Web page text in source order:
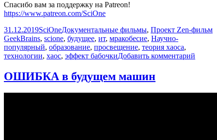
Спасибо вам за поддержку на Patreon!
https://www.patreon.com/SciOne
Опубликовано
31.12.2019Автор
SciOneРубрики
Документальные фильмы, Проект Zen-фильм
GeekBrains, scione, будущее, ит, мракобесие, Научно-
популярный, образование, просвещение, теория хаоса,
технологии, хаос, эффект бабочкиДобавить комментарий
ОШИБКА в будущем машин